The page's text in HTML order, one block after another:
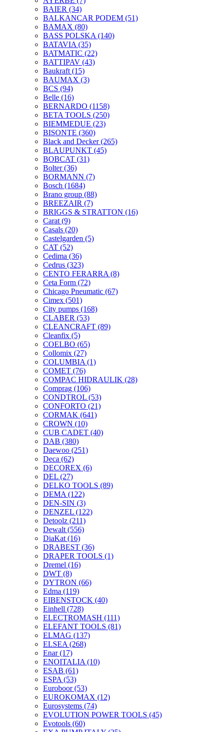
BAIER (34)
BALKANCAR PODEM (51)
BAMAX (80)
BASS POLSKA (140)
BATAVIA (35)
BATMATIC (22)
BATTIPAV (43)
Baukraft (15)
BAUMAX (3)
BCS (94)
Belle (16)
BERNARDO (1158)
BETA TOOLS (250)
BIEMMEDUE (23)
BISONTE (360)
Black and Decker(265)
BLAUPUNKT (45)
BOBCAT (31)
Bolter(36)
BORMANN (7)
Bosch (1684)
Brano group (88)
BREEZAIR (7)
BRIGGS & STRATTON (16)
Carat (9)
Casals (20)
Castelgarden (5)
CAT (52)
Cedima (36)
Cedrus (323)
CENTO FERARRA (8)
Ceta Form (72)
Chicago Pneumatic (67)
Cimex (501)
City pumps (168)
CLABER (53)
CLEANCRAFT (89)
Cleanfix (5)
COELBO (65)
Collomix (27)
COLUMBIA (1)
COMET (76)
COMPAC HIDRAULIK (28)
Comprag (106)
CONDTROL (53)
CONFORTO (21)
CORMAK (641)
CROWN (10)
CUB CADET (40)
DAB (380)
Daewoo (251)
Deca (62)
DECOREX (6)
DEL (27)
DELKO TOOLS (89)
DEMA (122)
DEN-SIN (3)
DENZEL (122)
Detoolz (211)
Dewalt (556)
DiaKat (16)
DRABEST (36)
DRAPER TOOLS (1)
Dremel (16)
DWT (8)
DYTRON (66)
Edma (119)
EIBENSTOCK (40)
Einhell (728)
ELECTROMASH (111)
ELEFANT TOOLS (81)
ELMAG (137)
ELSEA (268)
Enar(17)
ENOITALIA (10)
ESAB (61)
ESPA (53)
Euroboor(53)
EUROKOMAX (12)
Eurosystems (74)
EVOLUTION POWER TOOLS (45)
Evotools (60)